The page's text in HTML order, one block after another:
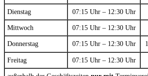
Dienstag 07:15 Uhr – 12:30 Uhr
Mittwoch 07:15 Uhr – 12:30 Uhr
Donnerstag 07:15 Uhr – 12:30 Uhr
Freitag 07:15 Uhr – 12:30 Uhr